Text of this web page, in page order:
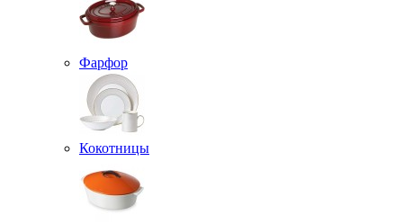
Фарфор
Кокотницы